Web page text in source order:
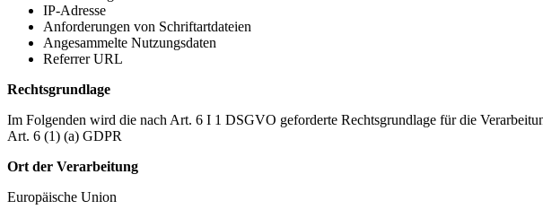
IP-Adresse
Anforderungen von Schriftartdateien
Angesammelte Nutzungsdaten
Referrer URL
Rechtsgrundlage
Im Folgenden wird die nach Art. 6 I 1 DSGVO geforderte Rechtsgrundlage für die
Art. 6 (1) (a) GDPR
Ort der Verarbeitung
Europäische Union